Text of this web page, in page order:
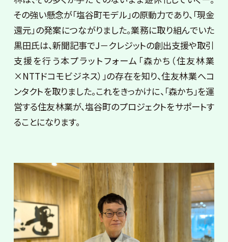
その強い懸念が「塩谷町モデル」の原動力であり、「現金
還元」の発案につながりました。業務に取り組んでいた
黒田氏は、新聞記事でJ－クレジットの創出支援や取引
支援を行う本プラットフォーム「森かち（住友林業
×NTTドコモビジネス）」の存在を知り、住友林業へコ
ンタクトを取りました。これをきっかけに、「森かち」を運
営する住友林業が、塩谷町のプロジェクトをサポートす
ることになります。